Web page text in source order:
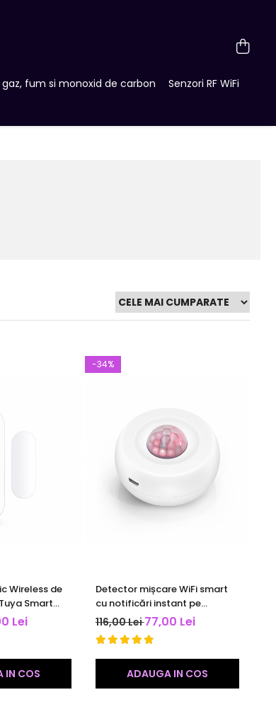
gaz, fum si monoxid de carbon
Senzori RF WiFi
Wireless de
Smart
alb
Lei
IN COS
-34%
Detector mișcare WiFi smart
cu notificări instant pe
telefon, control din aplicație,
detecție 360° și integrare
automatizări smart home.
116,00 Lei77,00 Lei
ADAUGA IN COS